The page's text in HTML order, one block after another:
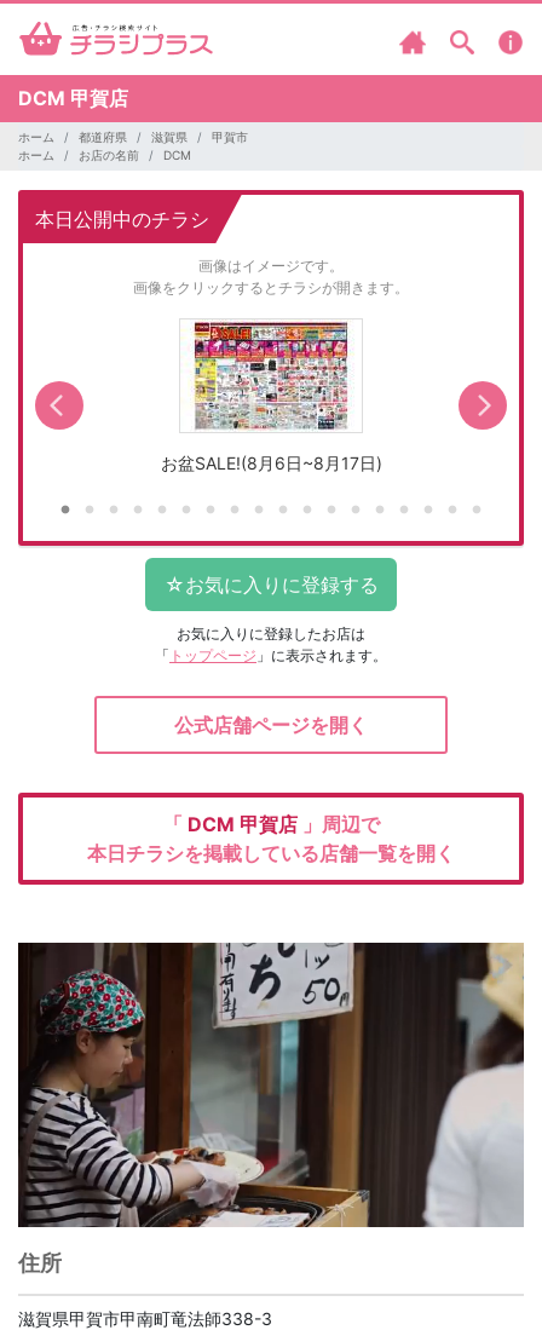
DCM 甲賀店
ホーム 都道府県 滋賀県
甲賀市
ホーム
お店の名前 DCM
本日公開中のチラシ
画像はイメージです。
画像をクリックするとチラシが開きます。
お盆SALE!(8月6日~8月17日)
お気に入りに登録したお店は
「 トップページ 」に表示されます。
公式店舗ページを開く
「 DCM 甲賀店 」周辺で
本日チラシを掲載している店舗一覧を開く
住所
滋賀県甲賀市甲南町竜法師338-3